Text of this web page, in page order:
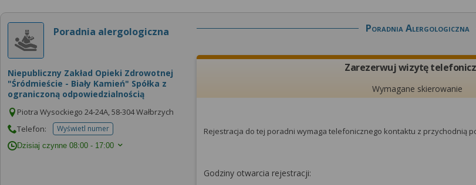
Poradnia alergologiczna
Niepubliczny Zakład Opieki Zdrowotnej
"Śródmieście - Biały Kamień" Spółka z
ograniczoną odpowiedzialnością
Piotra Wysockiego 24-24A, 58-304 Wałbrzych
Telefon:
Wyświetl numertelefonu do placowki
Dzisiaj czynne 08:00 - 17:00
Poradnia Alergologiczna
Zarezerwuj wizytę
Wymagane skierowanie
Rejestracja do tej poradni wymaga telefonicznego kontaktu z przychodnią
Godziny otwarcia rejestracji: